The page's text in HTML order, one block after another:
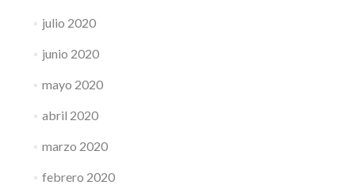
julio 2020
junio 2020
mayo 2020
abril 2020
marzo 2020
febrero 2020